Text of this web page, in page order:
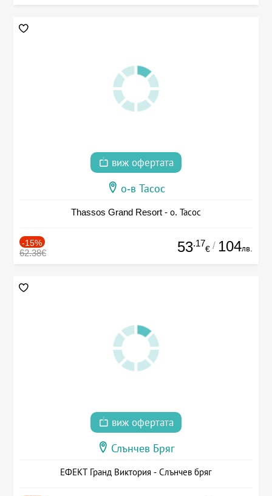
виж офертата
о-в Тасос
Thassos Grand Resort - о. Тасос
-15%
62.38€ 53.17
€ / 104лв.
виж офертата
Слънчев Бряг
ЕФЕКТ Гранд Виктория - Слънчев бряг